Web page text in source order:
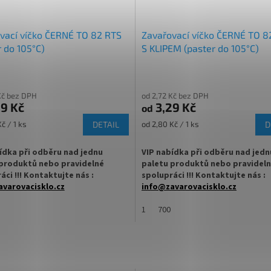
víčko ČERNÉ TO 82 RTS
105°C)
bez DPH
Kč
/ 1 ks DETAIL
při odběru nad jednu
nebo pravidelné
!!! Kontaktujte nás :
na sklenici s uzávěrem typu Twist
Zavařovací víčko ČERNÉ TO
S KLIPEM (paster do 105°C)
od 2,72 Kč bez DPH
od 3,29 Kč
Měrná
od 2,80 Kč / 1 ks
VIP nabídka při odběru nad
paletu produktů nebo
spolupráci !!! Kontaktujte nás :
info@zavarovacisklo.cz
✅
Víčko na sklenici s uzávěrem typu
1 700